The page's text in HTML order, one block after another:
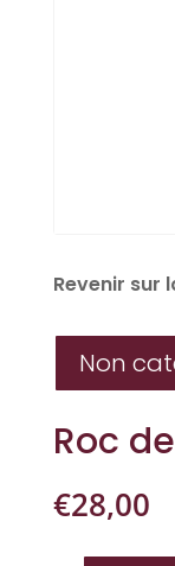
Revenir sur
Non
Roc
€28,00